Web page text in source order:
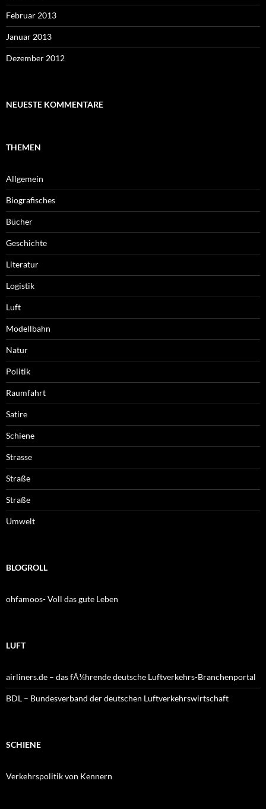
Februar 2013
Januar 2013
Dezember 2012
NEUESTE KOMMENTARE
THEMEN
Allgemein
Biografisches
Bücher
Geschichte
Literatur
Logistik
Luft
Modellbahn
Natur
Politik
Raumfahrt
Satire
Schiene
Strasse
Straße
Straße
Umwelt
BLOGROLL
ohfamoos- Voll das gute Leben
LUFT
airliners.de – das fÃ¼hrende deutsche Luftverkehrs-Branchenportal
BDL – Bundesverband der deutschen Luftverkehrswirtschaft
SCHIENE
Verkehrspolitik von Kennern